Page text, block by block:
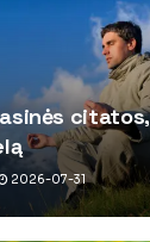
citatos,
2026-07-31